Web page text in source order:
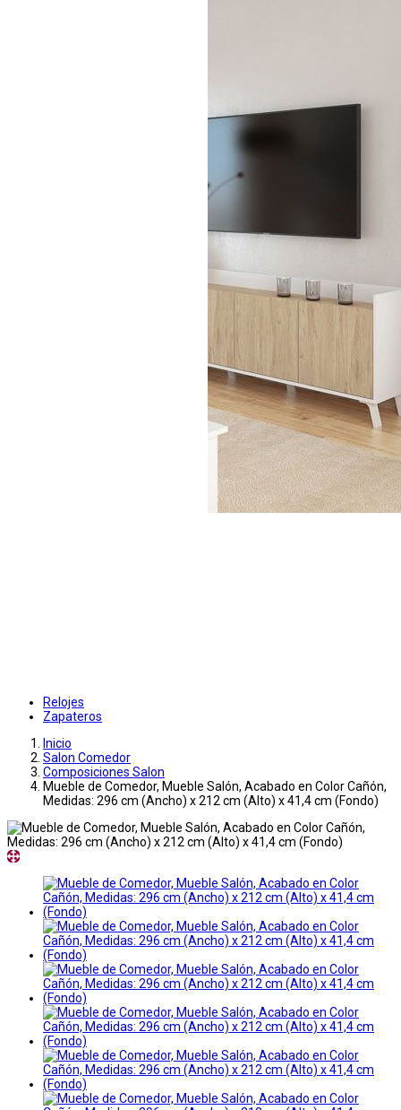
Relojes
Zapateros
Inicio
Salon Comedor
Composiciones Salon
Mueble de Comedor, Mueble Salón, Acabado en Color Cañón,
Medidas: 296 cm (Ancho) x 212 cm (Alto) x 41,4 cm (Fondo)